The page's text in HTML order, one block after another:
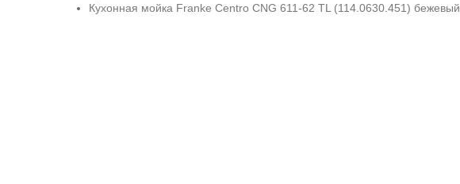
Кухонная мойка Franke Centro CNG 611-62 TL (114.0630.451) бежевый